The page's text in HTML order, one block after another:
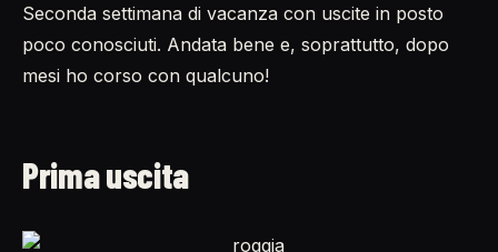
Seconda settimana di vacanza con uscite in posto
poco conosciuti. Andata bene e, soprattutto, dopo
mesi ho corso con qualcuno!
Prima uscita